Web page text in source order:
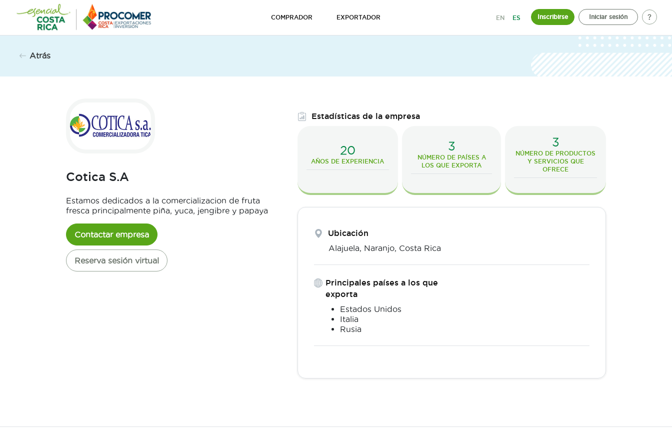
contenido
COMPRADOR EXPORTADOR EN ES Inscribirse Iniciar sesión
Atrás
Cotica S.A
Estamos dedicados a la comercializacion de fruta
fresca principalmente piña, yuca, jengibre y papaya
Contactar empresa
Reserva sesión virtual
Estadísticas de la empresa
20
AÑOS DE EXPERIENCIA
3
NÚMERO DE PAÍSES A
LOS QUE EXPORTA
3
NÚMERO DE PRODUCTOS
Y SERVICIOS QUE
OFRECE
Ubicación
Alajuela, Naranjo, Costa Rica
Principales países a los que
exporta
Estados Unidos
Italia
Rusia